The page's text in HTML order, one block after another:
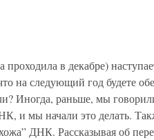
в декабре)
на следующий год будете
Иногда, раньше, мы
и мы начали это делать.
ДНК. Рассказывая об